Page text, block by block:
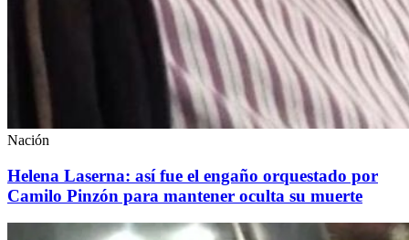
Nación
Helena Laserna: así fue el engaño orquestado por
Camilo Pinzón para mantener oculta su muerte